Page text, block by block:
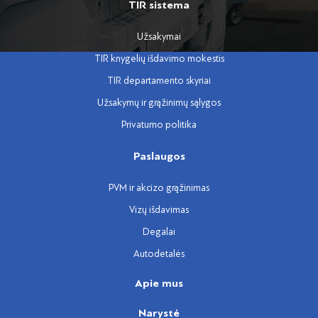
TIR sistema
Užsakymai
TIR knygelių išdavimo mokestis
TIR departamento skyriai
Užsakymų ir grąžinimų sąlygos
Privatumo politika
Paslaugos
PVM ir akcizo grąžinimas
Vizų išdavimas
Degalai
Autodetalės
Apie mus
Narystė